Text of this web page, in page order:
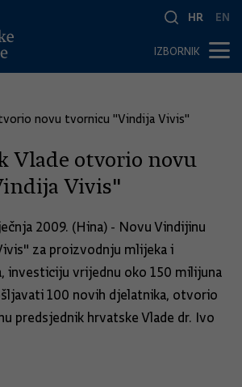
HR EN
IZBORNIK
novu tvornicu "Vindija Vivis"
Vlade otvorio novu
Vivis"
2009. (Hina) - Novu Vindijinu
za proizvodnju mlijeka i
investiciju vrijednu oko 150 milijuna
100 novih djelatnika, otvorio
predsjednik hrvatske Vlade dr. Ivo